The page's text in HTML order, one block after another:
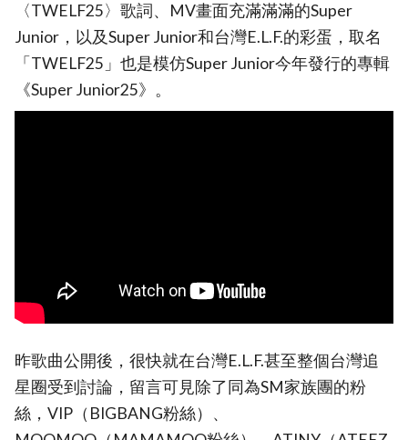
〈TWELF25〉歌詞、MV畫面充滿滿滿的Super
Junior，以及Super Junior和台灣E.L.F.的彩蛋，取名
「TWELF25」也是模仿Super Junior今年發行的專輯
《Super Junior25》。
昨歌曲公開後，很快就在台灣E.L.F.甚至整個台灣追
星圈受到討論，留言可見除了同為SM家族團的粉
絲，VIP（BIGBANG粉絲）、